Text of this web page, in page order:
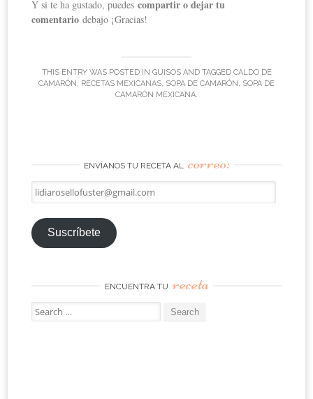
Y si te ha gustado, puedescompartir o dejar tu
comentario debajo ¡Gracias!
THIS ENTRY WAS POSTED IN GUISOSAND TAGGED CALDO DE
CAMARÓN, RECETAS MEXICANAS, SOPA DE CAMARÓN, SOPA DE
CAMARÓN MEXICANA.
ENVÍANOS TU RECETA AL correo:
lidiarosellofuster@gmail.com
Suscríbete
ENCUENTRA TU receta
Search
for: